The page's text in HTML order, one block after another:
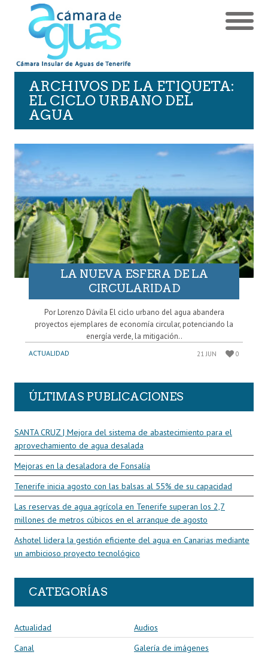
ARCHIVOS DE LA ETIQUETA:
EL CICLO URBANO DEL
AGUA
LA NUEVA ESFERA DE LA
CIRCULARIDAD
Por Lorenzo Dávila El ciclo urbano del agua abandera
proyectos ejemplares de economía circular, potenciando la
energía verde, la mitigación..
ACTUALIDAD 21 JUN 0
ÚLTIMAS PUBLICACIONES
SANTA CRUZ | Mejora del sistema de abastecimiento para el
aprovechamiento de agua desalada
Mejoras en la desaladora de Fonsalía
Tenerife inicia agosto con las balsas al 55% de su capacidad
Las reservas de agua agrícola en Tenerife superan los 2,7
millones de metros cúbicos en el arranque de agosto
Ashotel lidera la gestión eficiente del agua en Canarias mediante
un ambicioso proyecto tecnológico
CATEGORÍAS
Actualidad
Audios
Canal
Galería de imágenes